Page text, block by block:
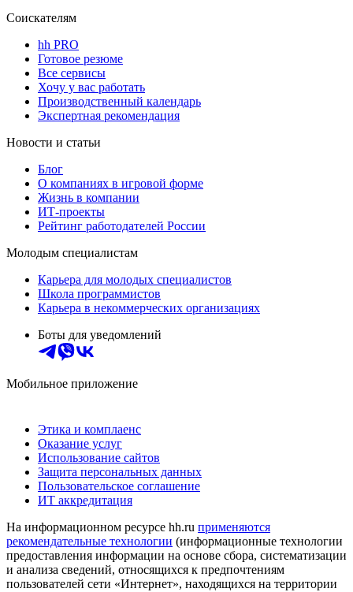
Соискателям
hh PRO
Готовое резюме
Все сервисы
Хочу у вас работать
Производственный календарь
Экспертная рекомендация
Новости и статьи
Блог
О компаниях в игровой форме
Жизнь в компании
ИТ-проекты
Рейтинг работодателей России
Молодым специалистам
Карьера для молодых специалистов
Школа программистов
Карьера в некоммерческих организациях
Боты для уведомлений
Мобильное приложение
Этика и комплаенс
Оказание услуг
Использование сайтов
Защита персональных данных
Пользовательское соглашение
ИТ аккредитация
На информационном ресурсе hh.ru применяются
рекомендательные технологии (информационные технологии
предоставления информации на основе сбора, систематизации
и анализа сведений, относящихся к предпочтениям
пользователей сети «Интернет», находящихся на территории